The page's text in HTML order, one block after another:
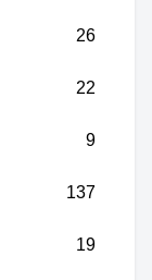
26
22
9
137
19